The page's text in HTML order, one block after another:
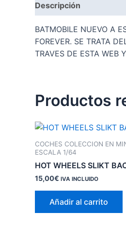
Descripción
BATMOBILE NUEVO A
FOREVER. SE TRATA
TRAVES DE ESTA WEB
Productos
COCHES COLECCION EN
ESCALA 1/64
HOT WHEELS SLIKT
15,00€ IVA INCLUIDO
Añadir al carrito